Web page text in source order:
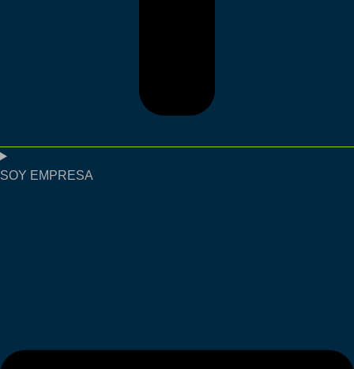
SOY EMPRESA